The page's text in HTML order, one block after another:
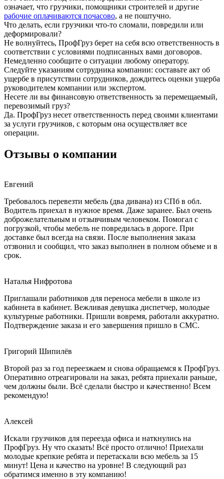
означает, что грузчики, помощники строителей и другие
рабочие оплачиваются почасово, а не поштучно.
Что делать, если грузчики что-то сломали, повредили или
деформировали?
Не волнуйтесь, ПрофГруз берет на себя всю ответственность в
соответствии с условиями подписанных вами договоров.
Немедленно сообщите о ситуации любому оператору.
Следуйте указаниям сотрудника компании: составьте акт об
ущербе в присутствии сотрудников, дождитесь оценки ущерба
руководителем компании или экспертом.
Несете ли вы финансовую ответственность за перемещаемый,
перевозимый груз?
Да. ПрофГруз несет ответственность перед своими клиентами
за услуги грузчиков, с которым она осуществляет все
операции.
Отзывы о компании
Евгений
Требовалось перевезти мебель (два дивана) из СПб в обл.
Водитель приехал в нужное время. Даже заранее. Был очень
доброжелательным и отзывчивым человеком. Помогал с
погрузкой, чтобы мебель не повредилась в дороге. При
доставке был всегда на связи. После выполнения заказа
отзвонил и сообщил, что заказ выполнен в полном объеме и в
срок.
Наталья Нифротова
Приглашали работников для переноса мебели в школе из
кабинета в кабинет. Вежливая девушка диспетчер, молодые
культурные работники. Пришли вовремя, работали аккуратно.
Подтверждение заказа и его завершения пришло в СМС.
Григорий Шипилёв
Второй раз за год переезжаем и снова обращаемся к ПрофГруз.
Оперативно отреагировали на заказ, ребята приехали раньше,
чем должны были. Всё сделали быстро и качественно! Всем
рекомендую!
Алексей
Искали грузчиков для переезда офиса и наткнулись на
ПрофГруз. Ну что сказать! Всё просто отлично! Приехали
молодые крепкие ребята и перетаскали всю мебель за 15
минут! Цена и качество на уровне! В следующий раз
обратимся именно в эту компанию!